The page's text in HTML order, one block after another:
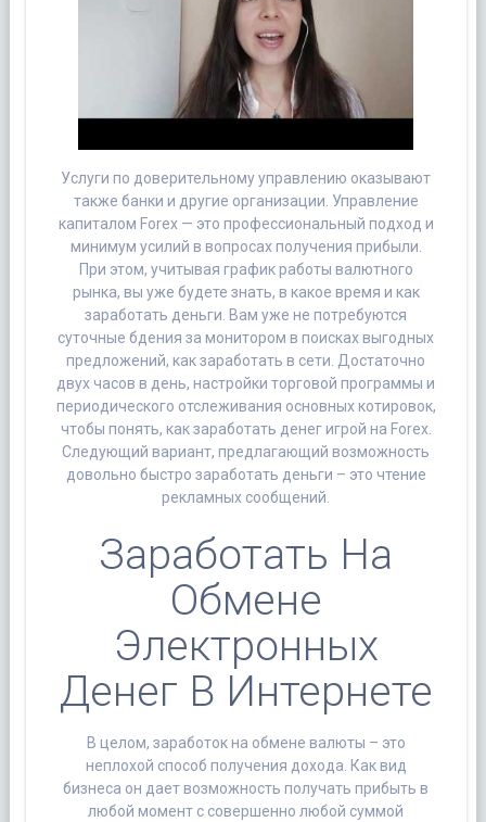
Услуги по доверительному управлению оказывают
также банки и другие организации. Управление
капиталом Forex — это профессиональный подход и
минимум усилий в вопросах получения прибыли.
При этом, учитывая график работы валютного
рынка, вы уже будете знать, в какое время и как
заработать деньги. Вам уже не потребуются
суточные бдения за монитором в поисках выгодных
предложений, как заработать в сети. Достаточно
двух часов в день, настройки торговой программы и
периодического отслеживания основных котировок,
чтобы понять, как заработать денег игрой на Forex.
Следующий вариант, предлагающий возможность
довольно быстро заработать деньги – это чтение
рекламных сообщений.
Заработать На
Обмене
Электронных
Денег В Интернете
В целом, заработок на обмене валюты – это
неплохой способ получения дохода. Как вид
бизнеса он дает возможность получать прибыть в
любой момент с совершенно любой суммой